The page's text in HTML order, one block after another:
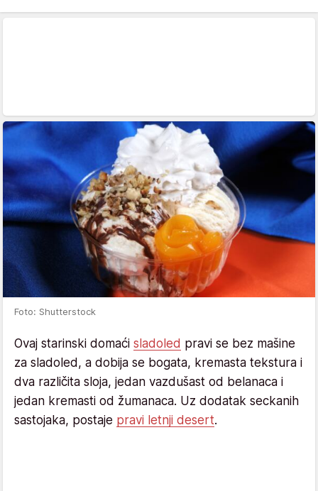
Foto: Shutterstock
Ovaj starinski domaći sladoled pravi se bez mašine
za sladoled, a dobija se bogata, kremasta tekstura i
dva različita sloja, jedan vazdušast od belanaca i
jedan kremasti od žumanaca. Uz dodatak seckanih
sastojaka, postaje pravi letnji desert.